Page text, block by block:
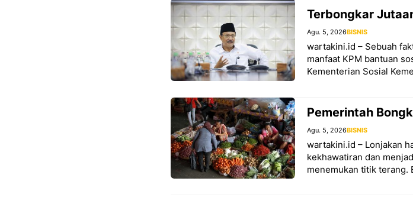
Terbongkar
Agu. 5, 2026BISNIS
wartakini.id – Sebuah
manfaat KPM bantuan
Kementerian Sosial
Pemerintah
Agu. 5, 2026BISNIS
wartakini.id – Lonjakan
kekhawatiran dan
menemukan titik terang.